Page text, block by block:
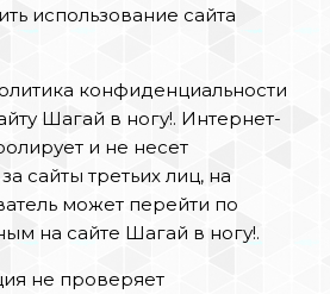
использование сайта
конфиденциальности
Шагай в ногу!. Интернет-
и не несет
сайты третьих лиц, на
может перейти по
на сайте Шагай в ногу!.
не проверяет